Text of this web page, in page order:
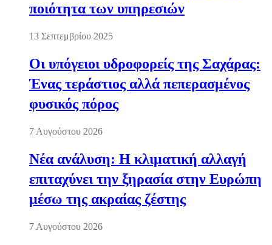
ποιότητα των υπηρεσιών
13 Σεπτεμβρίου 2025
Οι υπόγειοι υδροφορείς της Σαχάρας:
Ένας τεράστιος αλλά πεπερασμένος
φυσικός πόρος
7 Αυγούστου 2026
Νέα ανάλυση: Η κλιματική αλλαγή
επιταχύνει την ξηρασία στην Ευρώπη
μέσω της ακραίας ζέστης
7 Αυγούστου 2026